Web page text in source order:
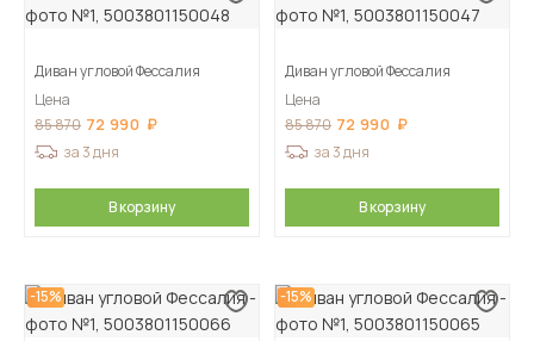
Диван угловой Фессалия
Цена
85 870 72 990
за 3 дня
В корзину
Диван угловой Фессалия
Цена
85 870 72 990
за 3 дня
В корзину
-15% -15%